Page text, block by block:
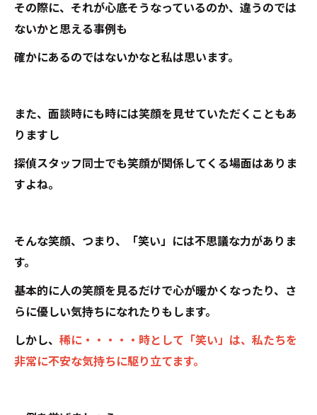
その際に、それが心底そうなっているのか、違うのでは
ないかと思える事例も
確かにあるのではないかなと私は思います。
また、面談時にも時には笑顔を見せていただくこともあ
りますし
探偵スタッフ同士でも笑顔が関係してくる場面はありま
すよね。
そんな笑顔、つまり、「笑い」には不思議な力がありま
す。
基本的に人の笑顔を見るだけで心が暖かくなったり、さ
らに優しい気持ちになれたりもします。
しかし、 稀に・・・・・時として「笑い」は、私たちを
非常に不安な気持ちに駆り立てます。